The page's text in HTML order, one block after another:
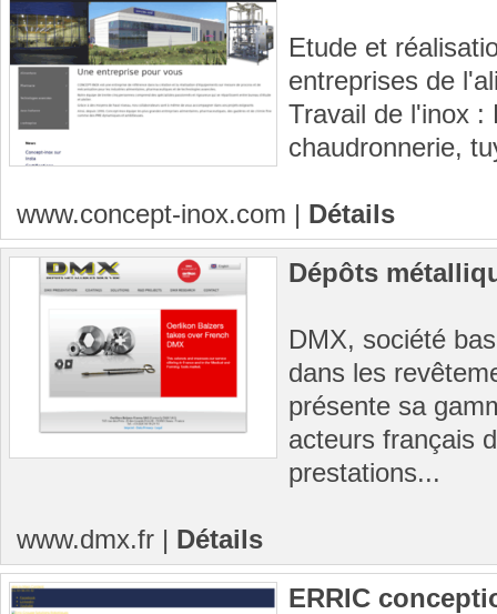
Etude et
entreprises de
Travail de l'inox :
chaudronnerie,
www.concept-inox.com | Détails
Dépôts
DMX, société
dans les
présente sa
acteurs français
prestations...
www.dmx.fr | Détails
ERRIC